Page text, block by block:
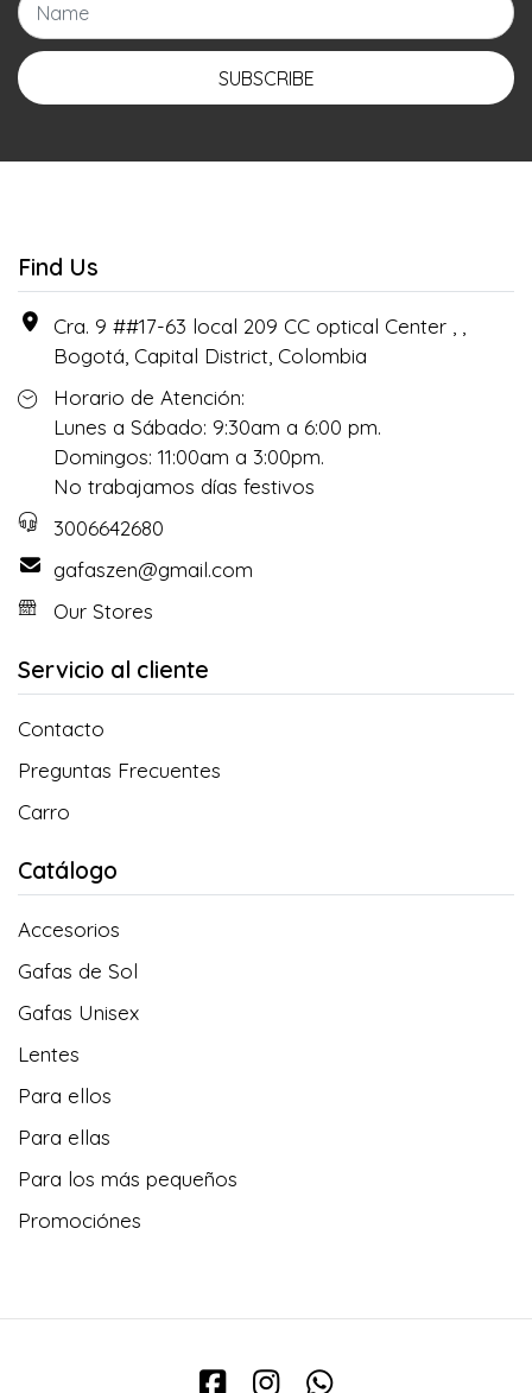
SUBSCRIBE
Find Us
Cra. 9 ##17-63 local 209 CC optical Center , ,
Bogotá, Capital District, Colombia
Horario de Atención:
Lunes a Sábado: 9:30am a 6:00 pm.
Domingos: 11:00am a 3:00pm.
No trabajamos días festivos
3006642680
gafaszen@gmail.com
Our Stores
Servicio al cliente
Contacto
Preguntas Frecuentes
Carro
Catálogo
Accesorios
Gafas de Sol
Gafas Unisex
Lentes
Para ellos
Para ellas
Para los más pequeños
Promociónes